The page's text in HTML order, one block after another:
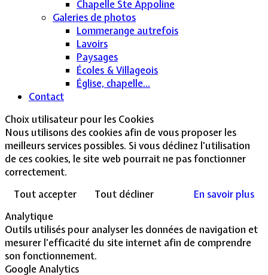
Chapelle Ste Appoline
Galeries de photos
Lommerange autrefois
Lavoirs
Paysages
Écoles & Villageois
Église, chapelle...
Contact
Choix utilisateur pour les Cookies
Nous utilisons des cookies afin de vous proposer les
meilleurs services possibles. Si vous déclinez l'utilisation
de ces cookies, le site web pourrait ne pas fonctionner
correctement.
Tout accepter
Tout décliner
En savoir plus
Analytique
Outils utilisés pour analyser les données de navigation et
mesurer l'efficacité du site internet afin de comprendre
son fonctionnement.
Google Analytics